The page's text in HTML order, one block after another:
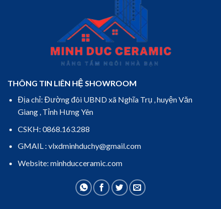
THÔNG TIN LIÊN HỆ SHOWROOM
Địa chỉ: Đường đôi UBND xã Nghĩa Trụ , huyện Văn
Giang , Tỉnh Hưng Yên
CSKH: 0868.163.288
GMAIL : vlxdminhduchy@gmail.com
Website: minhducceramic.com